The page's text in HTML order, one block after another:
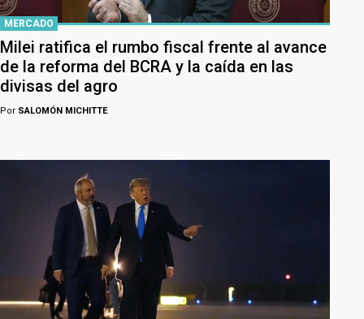
MERCADO
Milei ratifica el rumbo fiscal frente al avance
de la reforma del BCRA y la caída en las
divisas del agro
Por SALOMÓN MICHITTE